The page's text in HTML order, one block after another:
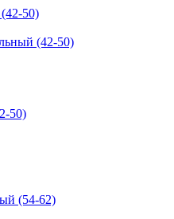
(42-50)
50)